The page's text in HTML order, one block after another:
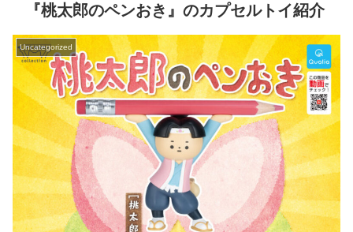
『桃太郎のペンおき』のカプセルトイ紹介
Uncategorized